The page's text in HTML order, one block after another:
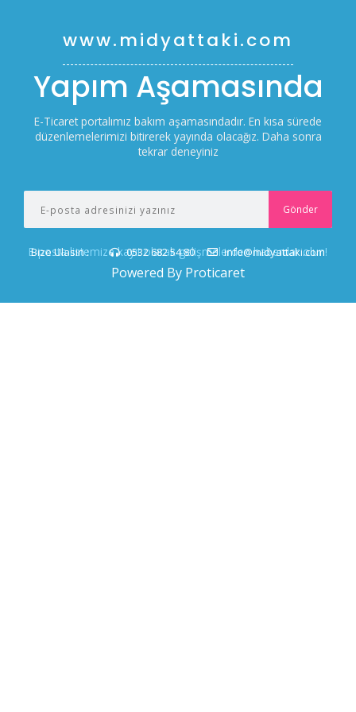
www.midyattaki.com
Yapım Aşamasında
E-Ticaret portalımız bakım aşamasındadır. En kısa sürede
düzenlemelerimizi bitirerek yayında olacağız. Daha sonra
tekrar deneyiniz
E-posta listemize kayıt olarak gelişmelerden haberdar olun!
Bize Ulasin : 0532 682 54 80 info@midyattaki.com
Powered By Proticaret